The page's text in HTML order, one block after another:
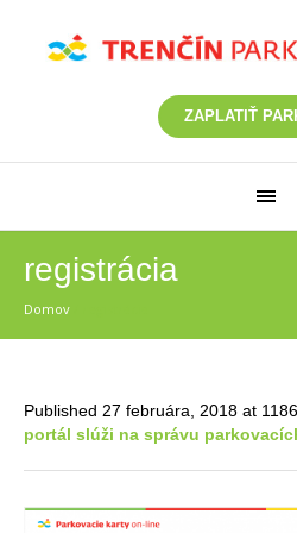
ZAPLATIŤ
registrácia
Domov
Published 27 februára, 2018 at
portál slúži na správu